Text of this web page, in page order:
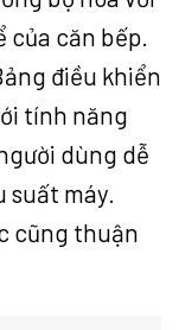
của căn bếp.
điều khiển
tính năng
dùng dễ
suất máy.
cũng thuận